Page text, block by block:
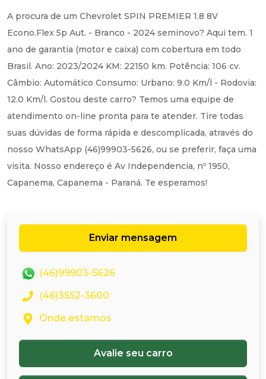
A procura de um Chevrolet SPIN PREMIER 1.8 8V
Econo.Flex 5p Aut. - Branco - 2024 seminovo? Aqui tem. 1
ano de garantia (motor e caixa) com cobertura em todo
Brasil. Ano: 2023/2024 KM: 22150 km. Potência: 106 cv.
Câmbio: Automático Consumo: Urbano: 9.0 Km/l - Rodovia:
12.0 Km/l. Gostou deste carro? Temos uma equipe de
atendimento on-line pronta para te atender. Tire todas
suas dúvidas de forma rápida e descomplicada, através do
nosso WhatsApp (46)99903-5626, ou se preferir, faça uma
visita. Nosso endereço é Av Independencia, nº 1950,
Capanema, Capanema - Paraná. Te esperamos!
Enviar mensagem
(46)99903-5626
(46)3552-3600
Onde estamos
Avalie seu carro